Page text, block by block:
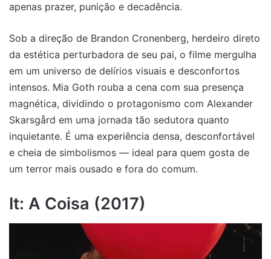
apenas prazer, punição e decadência.
Sob a direção de Brandon Cronenberg, herdeiro direto
da estética perturbadora de seu pai, o filme mergulha
em um universo de delírios visuais e desconfortos
intensos. Mia Goth rouba a cena com sua presença
magnética, dividindo o protagonismo com Alexander
Skarsgård em uma jornada tão sedutora quanto
inquietante. É uma experiência densa, desconfortável
e cheia de simbolismos — ideal para quem gosta de
um terror mais ousado e fora do comum.
It: A Coisa (2017)